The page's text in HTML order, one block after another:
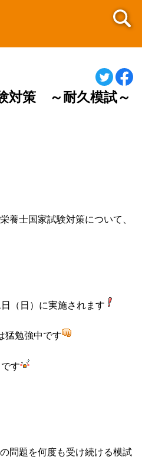
対策 ～耐久模試～
養士国家試験対策について、
（日）に実施されます
猛勉強中です
す
問題を何度も受け続ける模試